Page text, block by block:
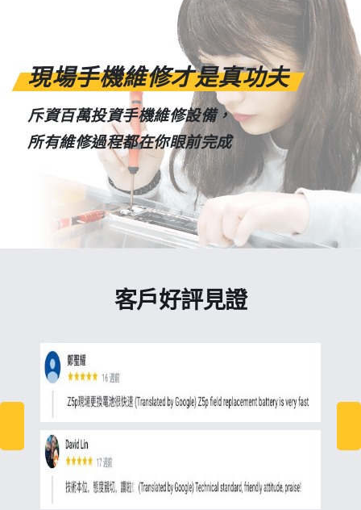
現場手機維修才是真功夫
斥資百萬投資手機維修設備，
所有維修過程都在你眼前完成
客戶好評見證